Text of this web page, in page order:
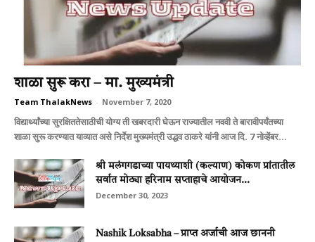
शाळा सुरू करा – मा. मुख्यमंत्री
Team ThalakNews - November 7, 2020
विद्यार्थ्यांच्या सुरक्षिततेसाठीची योग्य ती खबरदारी घेऊन राज्यातील नववी ते बारावीपर्यंतच्या
शाळा सुरू करण्यात याव्यात असे निर्देश मुख्यमंत्री उद्धव ठाकरे यांनी आज दि. 7 नोव्हेंबर...
श्री मलंगगडाच्या पायथ्याशी (कल्याण) कोकण प्रांतातील
सर्वात मोठ्या हरिनाम सप्ताहाचे आयोजन...
December 30, 2023
Nashik Loksabha – प्राप्त अर्जाची आज छाननी